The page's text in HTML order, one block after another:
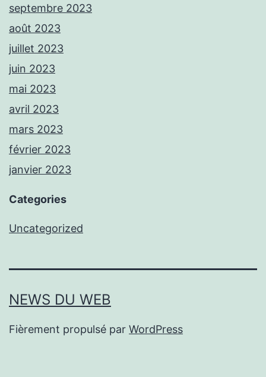
septembre 2023
août 2023
juillet 2023
juin 2023
mai 2023
avril 2023
mars 2023
février 2023
janvier 2023
Categories
Uncategorized
NEWS DU WEB
Fièrement propulsé par WordPress